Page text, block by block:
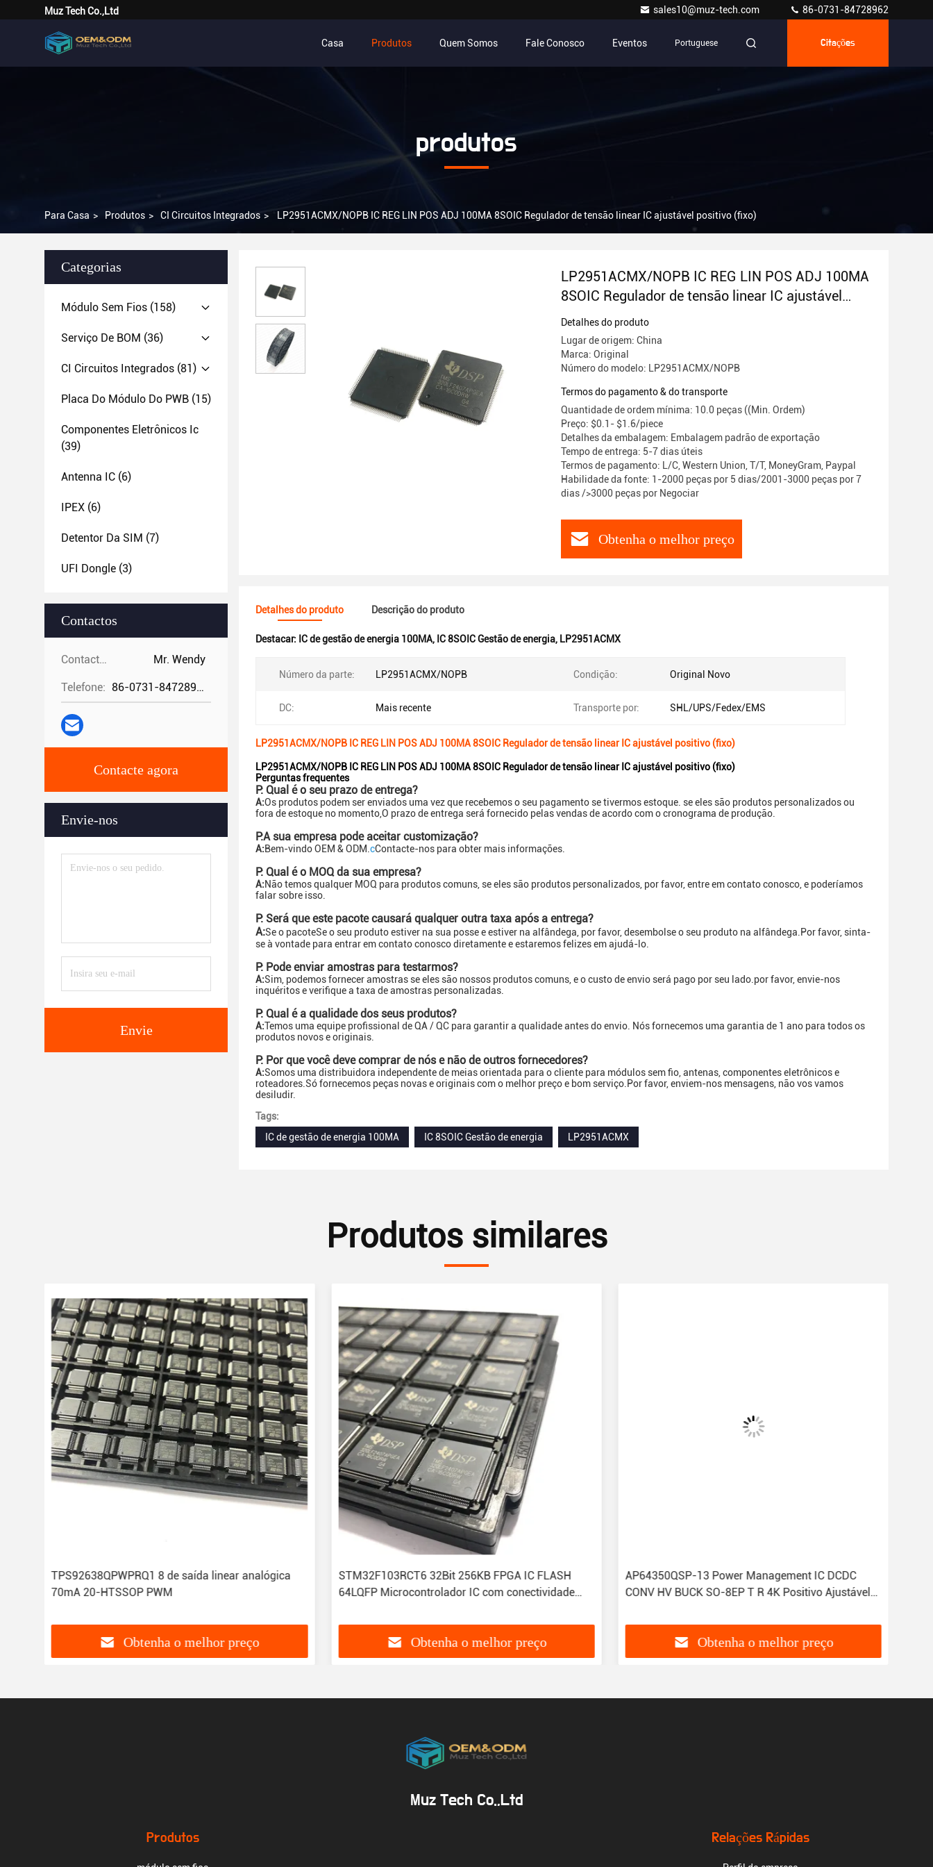
Muz Tech Co.,Ltd sales10@muz-tech.com 86-0731-84728962
Casa Produtos Quem Somos Fale Conosco Eventos Portuguese Citações
produtos
Para Casa > Produtos > CI Circuitos Integrados > LP2951ACMX/NOPB IC REG LIN POS ADJ 100MA 8SOIC Regulador de tensão linear IC ajustável positivo (fixo)
Categorias
Módulo Sem Fios (158)
Serviço De BOM (36)
CI Circuitos Integrados (81)
Placa Do Módulo Do PWB (15)
Componentes Eletrônicos Ic
(39)
Antenna IC (6)
IPEX (6)
Detentor Da SIM (7)
UFI Dongle (3)
Contactos
Contactos: Mr. Wendy
Telefone: 86-0731-84728962
Contacte agora
Envie-nos
Envie
LP2951ACMX/NOPB IC REG LIN POS ADJ 100MA
8SOIC Regulador de tensão linear IC ajustável
positivo (fixo)
Detalhes do produto
Lugar de origem: China
Marca: Original
Número do modelo: LP2951ACMX/NOPB
Termos do pagamento & do transporte
Quantidade de ordem mínima: 10.0 peças ((Min. Ordem)
Preço: $0.1- $1.6/piece
Detalhes da embalagem: Embalagem padrão de exportação
Tempo de entrega: 5-7 dias úteis
Termos de pagamento: L/C, Western Union, T/T, MoneyGram, Paypal
Habilidade da fonte: 1-2000 peças por 5 dias/2001-3000 peças por 7
dias />3000 peças por Negociar
Obtenha o melhor preço
Detalhes do produto Descrição do produto
Destacar: IC de gestão de energia 100MA, IC 8SOIC Gestão de energia, LP2951ACMX
Número da parte: LP2951ACMX/NOPB Condição: Original Novo
DC: Mais recente Transporte por: SHL/UPS/Fedex/EMS
LP2951ACMX/NOPB IC REG LIN POS ADJ 100MA 8SOIC Regulador de tensão linear IC ajustável positivo (fixo)
LP2951ACMX/NOPB IC REG LIN POS ADJ 100MA 8SOIC Regulador de tensão linear IC ajustável positivo (fixo)
Perguntas frequentes
P: Qual é o seu prazo de entrega?
A:Os produtos podem ser enviados uma vez que recebemos o seu pagamento se tivermos estoque. se eles são produtos personalizados ou
fora de estoque no momento,O prazo de entrega será fornecido pelas vendas de acordo com o cronograma de produção.
P:A sua empresa pode aceitar customização?
A:Bem-vindo OEM & ODM. cContacte-nos para obter mais informações.
P: Qual é o MOQ da sua empresa?
A:Não temos qualquer MOQ para produtos comuns, se eles são produtos personalizados, por favor, entre em contato conosco, e poderíamos
falar sobre isso.
P: Será que este pacote causará qualquer outra taxa após a entrega?
A:Se o pacoteSe o seu produto estiver na sua posse e estiver na alfândega, por favor, desembolse o seu produto na alfândega.Por favor, sinta-
se à vontade para entrar em contato conosco diretamente e estaremos felizes em ajudá-lo.
P: Pode enviar amostras para testarmos?
A:Sim, podemos fornecer amostras se eles são nossos produtos comuns, e o custo de envio será pago por seu lado.por favor, envie-nos
inquéritos e verifique a taxa de amostras personalizadas.
P: Qual é a qualidade dos seus produtos?
A:Temos uma equipe profissional de QA / QC para garantir a qualidade antes do envio. Nós fornecemos uma garantia de 1 ano para todos os
produtos novos e originais.
P: Por que você deve comprar de nós e não de outros fornecedores?
A:Somos uma distribuidora independente de meias orientada para o cliente para módulos sem fio, antenas, componentes eletrônicos e
roteadores.Só fornecemos peças novas e originais com o melhor preço e bom serviço.Por favor, enviem-nos mensagens, não vos vamos
desiludir.
Tags:
IC de gestão de energia 100MA
IC 8SOIC Gestão de energia LP2951ACMX
Produtos similares
TPS92638QPWPRQ1 8 de saída linear analógica
70mA 20-HTSSOP PWM
Obtenha o melhor preço
STM32F103RCT6 32Bit 256KB FPGA IC FLASH
64LQFP Microcontrolador IC com conectividade
Obtenha o melhor preço
AP64350QSP-13 Power Management IC DCDC
CONV HV BUCK SO-8EP T R 4K Positivo Ajustável
Obtenha o melhor preço
Muz Tech Co.,Ltd
Produtos Relações Rápidas